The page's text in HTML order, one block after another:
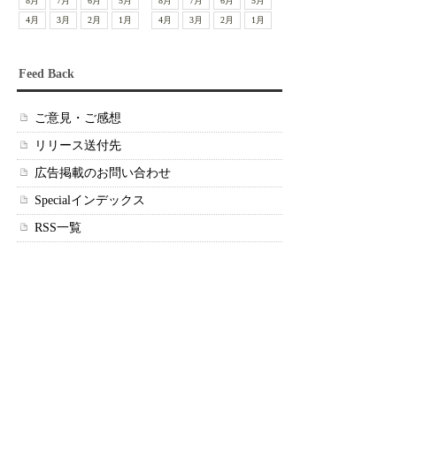
4月
3月 2月 1月
4月
3月 2月 1月
Feed Back
ご意見・ご感想
リリース送付先
広告掲載のお問い合わせ
Specialインデックス
RSS一覧